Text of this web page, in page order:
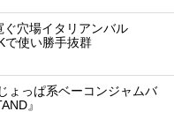
穴場イタリアンバル
で使い勝手抜群
ょっぱ系ベーコンジャムバ
』